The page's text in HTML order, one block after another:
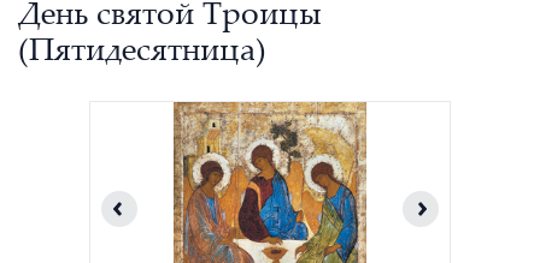
День святой Троицы
(Пятидесятница)